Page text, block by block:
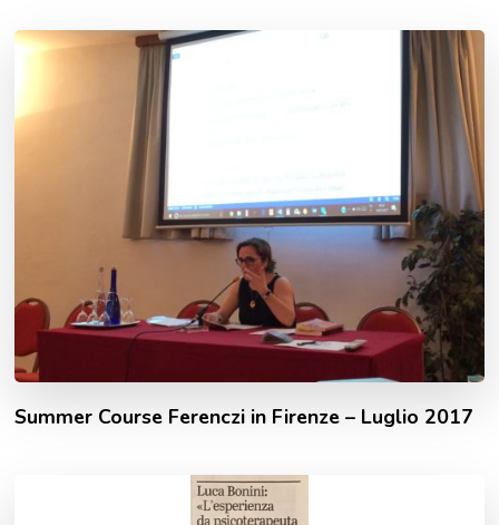
Summer Course Ferenczi in Firenze – Luglio 2017